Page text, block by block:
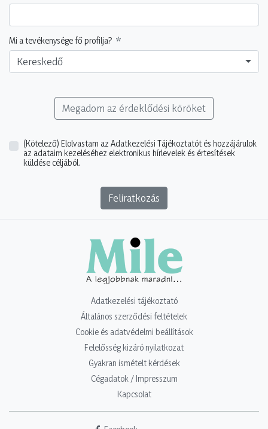
Mi a tevékenysége fő profilja?
Kereskedő
Megadom az érdeklődési köröket
(Kötelező) Elolvastam az Adatkezelési Tájékoztatót és hozzájárulok
az adataim kezeléséhez elektronikus hírlevelek és értesítések
küldése céljából.
Feliratkozás
Adatkezelési tájékoztató
Általános szerződési feltételek
Cookie és adatvédelmi beállítások
Felelősség kizáró nyilatkozat
Gyakran ismételt kérdések
Cégadatok / Impresszum
Kapcsolat